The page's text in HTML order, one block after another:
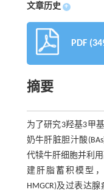
文章历史 +
PDF
摘要
为了研究3羟基3甲
奶牛肝脏胆汁酸
代犊牛肝细胞并利
建肝脂蓄积模型
HMGCR)及过表达